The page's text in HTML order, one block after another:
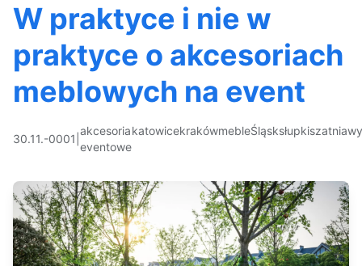
W praktyce i nie w
praktyce o akcesoriach
meblowych na event
30.11.-0001
akcesoria
eventowe
katowicekrakówmebleŚląsksłupkiszatnia